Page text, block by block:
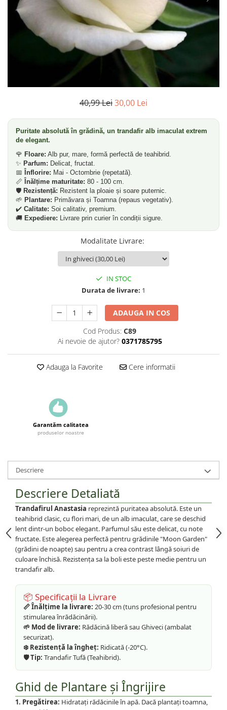
Dud
Corn
Smochin
Rodiu
40,99 Lei30,00 Lei
Puritate absolută în grădină, un trandafir alb imaculat extrem
de elegant.
🌹 Floare: Alb pur, mare, formă perfectă de teahibrid.
✨ Parfum: Delicat, fructat.
📅
Înflorire: Mai - Octombrie (repetată).
📏 Înălțime maturitate: 80 - 100 cm.
🛡️ Rezistență: Rezistent la ploaie și soare puternic.
🌱 Plantare: Primăvara și Toamna (repaus vegetativ).
✔️ Calitate: Soi calitativ, premium.
🚚 Expediere: Livrare prin curier în condiții sigure.
Modalitate Livrare:
IN STOC
Durata de livrare: 1
ADAUGA IN COS
Cod Produs: C89
Ai nevoie de ajutor? 0371785795
Adauga la Favorite Cere informatii
Garantăm calitatea
produselor noastre
Descriere
Descriere Detaliată
Trandafirul Anastasia reprezintă puritatea absolută. Este un
teahibrid clasic, cu flori mari, de un alb imaculat, care se deschid
lent dintr-un boboc elegant. Parfumul său este delicat, cu note
fructate. Este alegerea perfectă pentru grădinile "Moon Garden"
(grădini de noapte) sau pentru a crea contrast lângă soiuri de
culoare închisă. Rezistența sa la boli este peste medie pentru un
trandafir alb.
📦 Specificații la Livrare
📏 Înălțime la livrare: 20-30 cm (tuns profesional pentru
stimularea înrădăcinării).
🌱 Mod de livrare: Rădăcină liberă sau Ghiveci (ambalat
securizat).
❄️ Rezistență la îngheț: Ridicată (-20°C).
🛡️ Tip: Trandafir Tufă (Teahibrid).
Ghid de Plantare și Îngrijire
1. Pregătirea: Hidratați rădăcinile în apă. Dacă plantați toamna,